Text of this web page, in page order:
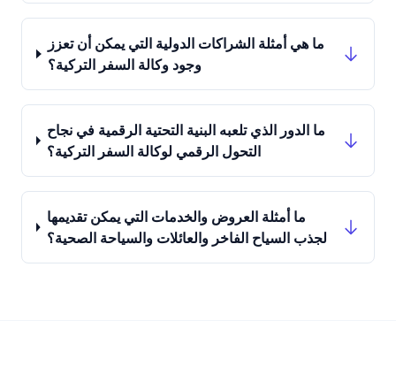
ما هي أمثلة الشراكات الدولية التي يمكن أن تعزز
وجود وكالة السفر التركية؟
ما الدور الذي تلعبه البنية التحتية الرقمية في نجاح
التحول الرقمي لوكالة السفر التركية؟
ما أمثلة العروض والخدمات التي يمكن تقديمها
لجذب السياح الفاخر والعائلات والسياحة الصحية؟